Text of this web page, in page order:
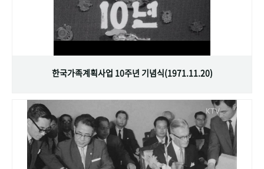
한국가족계획사업 10주년 기념식(1971.11.20)